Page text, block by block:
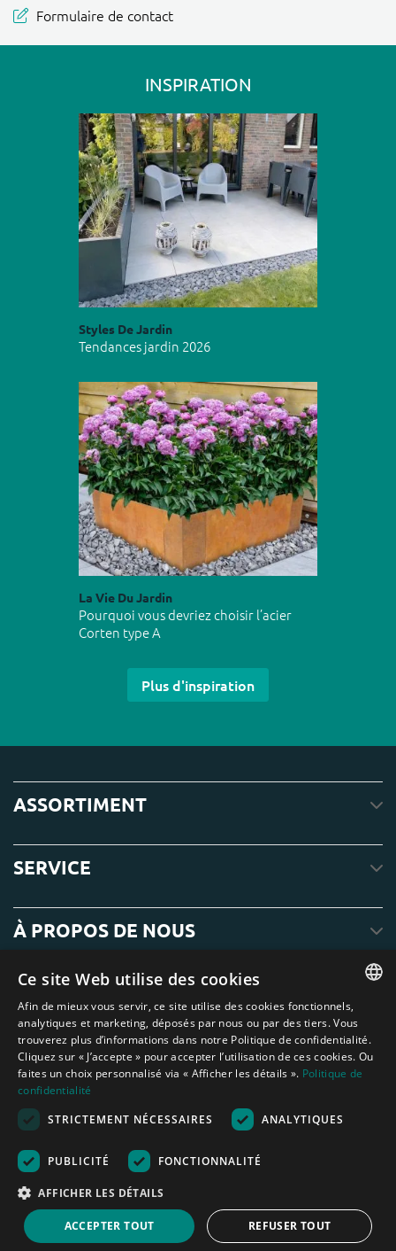
Formulaire de contact
INSPIRATION
Styles De Jardin
Tendances jardin 2026
La Vie Du Jardin
Pourquoi vous devriez choisir l’acier
Corten type A
Plus d'inspiration
ASSORTIMENT
SERVICE
À PROPOS DE NOUS
Amagard.com (Kranendonk B.V.) Aucun texte ou photo de ce site web ne
Nederland|Deutschland België|Belgique |España
Kingdom
ENGLISH
DUTCH
GERMAN
Ce site Web utilise des cookies
Afin de mieux vous servir, ce site utilise des cookies fonctionnels,
analytiques et marketing, déposés par nous ou par des tiers. Vous
trouverez plus d’informations dans notre Politique de confidentialité.
Cliquez sur « J’accepte » pour accepter l’utilisation de ces cookies. Ou
faites un choix personnalisé via « Afficher les détails ». Politique de
confidentialité
STRICTEMENT NÉCESSAIRES
ANALYTIQUES
PUBLICITÉ FONCTIONNALITÉ
AFFICHER LES DÉTAILS
ACCEPTER TOUT REFUSER TOUT